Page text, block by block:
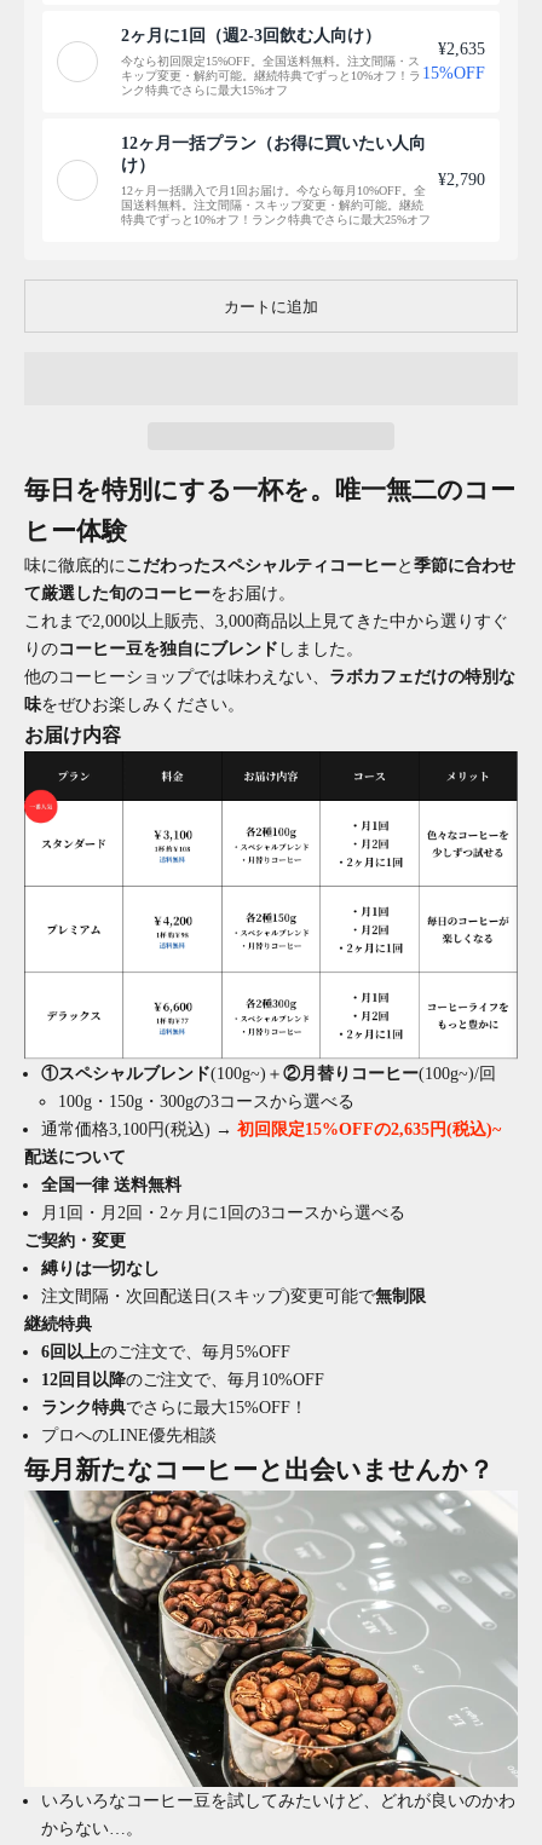
2ヶ月に1回（週2-3回飲む人向け）
今なら初回限定15%OFF。全国送料無料。注文間隔・ス
キップ変更・解約可能。継続特典でずっと10%オフ！ラ
ンク特典でさらに最大15%オフ
¥2,635
15%OFF
12ヶ月一括プラン（お得に買いたい人向
け）
12ヶ月一括購入で月1回お届け。今なら毎月10%OFF。全
国送料無料。注文間隔・スキップ変更・解約可能。継続
特典でずっと10%オフ！ランク特典でさらに最大25%オフ
¥2,790
カートに追加
毎日を特別にする一杯を。唯一無二のコー
ヒー体験
味に徹底的にこだわったスペシャルティコーヒーと 季節に合わせ
て厳選した旬のコーヒーをお届け。
これまで2,000以上販売、3,000商品以上見てきた中から選りすぐ
りのコーヒー豆を独自にブレンド しました。
他のコーヒーショップでは味わえない、 ラボカフェだけの特別な
味をぜひお楽しみください。
お届け内容
①スペシャルブレンド(100g~)＋ ②月替りコーヒー(100g~)/回
100g・150g・300gの3コースから選べる
通常価格3,100円(税込) → 初回限定15%OFFの2,635円(税込)~
配送について
全国一律 送料無料
月1回・月2回・2ヶ月に1回の3コースから選べる
ご契約・変更
縛りは一切なし
注文間隔・次回配送日(スキップ)変更可能で無制限
継続特典
6回以上のご注文で、毎月5%OFF
12回目以降のご注文で、毎月10%OFF
ランク特典でさらに最大15%OFF！
プロへのLINE優先相談
毎月新たなコーヒーと出会いませんか？
いろいろなコーヒー豆を試してみたいけど、どれが良いのかわ
からない…。